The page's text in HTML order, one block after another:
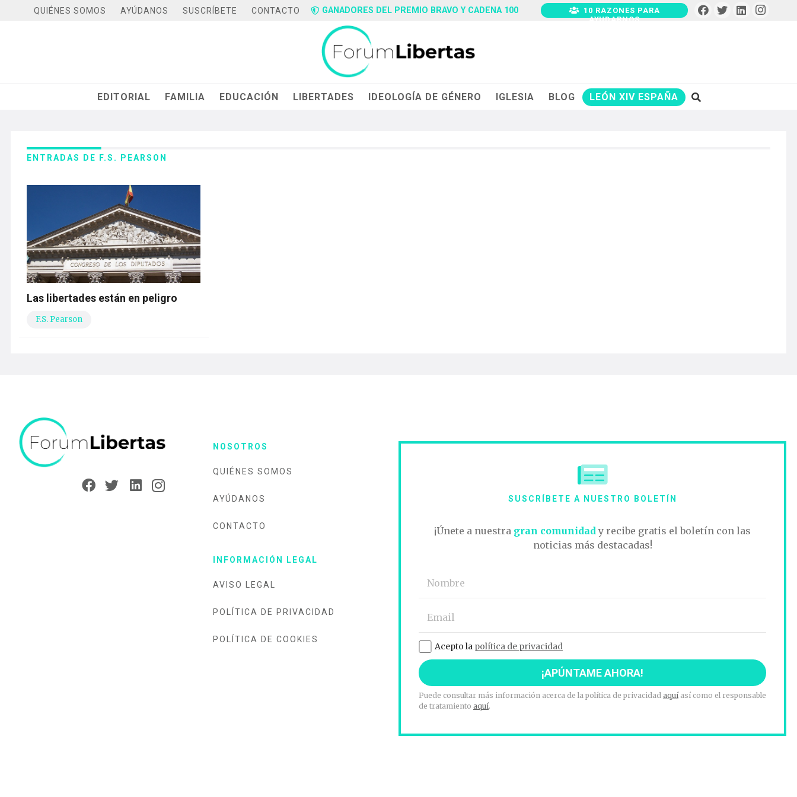
QUIÉNES SOMOS AYÚDANOS SUSCRÍBETE CONTACTO GANADORES DEL PREMIO BRAVO Y CADENA 100
10 RAZONES PARA
AYUDARNOS
EDITORIAL FAMILIA EDUCACIÓN LIBERTADES IDEOLOGÍA DE GÉNERO IGLESIA BLOG LEÓN XIV ESPAÑA
ENTRADAS DE F.S. PEARSON
Las libertades están en peligro
F.S. Pearson
NOSOTROS
QUIÉNES SOMOS
AYÚDANOS
CONTACTO
INFORMACIÓN LEGAL
AVISO LEGAL
POLÍTICA DE PRIVACIDAD
POLÍTICA DE COOKIES
SUSCRÍBETE A NUESTRO BOLETÍN
¡Únete a nuestra gran comunidady recibe gratis el boletín con las
noticias más destacadas!
Acepto la política de privacidad
Puede consultar más información acerca de la política de privacidad aquíasí como el responsable
de tratamiento aquí.